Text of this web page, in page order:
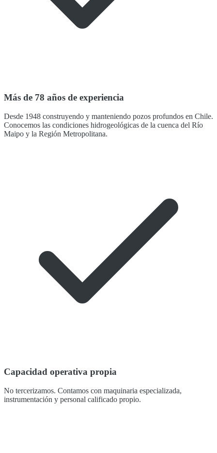
Más de 78 años de experiencia
Desde 1948 construyendo y manteniendo pozos profundos en Chile.
Conocemos las condiciones hidrogeológicas de la cuenca del Río
Maipo y la Región Metropolitana.
Capacidad operativa propia
No tercerizamos. Contamos con maquinaria especializada,
instrumentación y personal calificado propio.